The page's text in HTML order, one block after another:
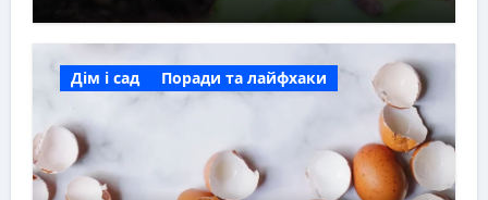
Дім і сад Поради та лайфхаки